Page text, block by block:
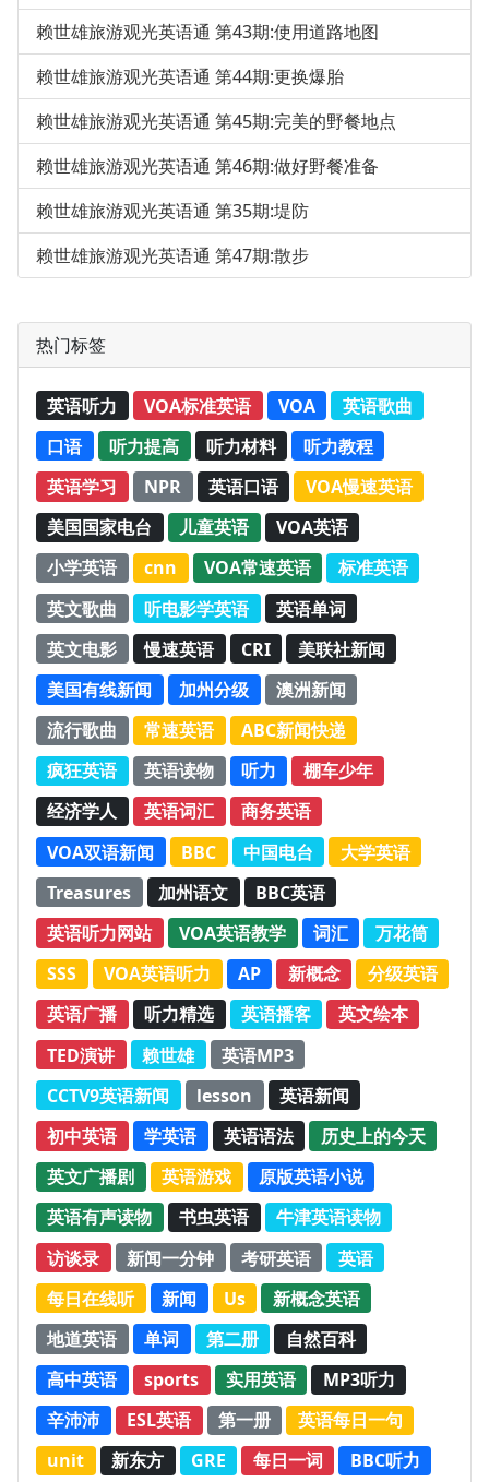
赖世雄旅游观光英语通 第43期:使用道路地图
赖世雄旅游观光英语通 第44期:更换爆胎
赖世雄旅游观光英语通 第45期:完美的野餐地点
赖世雄旅游观光英语通 第46期:做好野餐准备
赖世雄旅游观光英语通 第35期:堤防
赖世雄旅游观光英语通 第47期:散步
热门标签
英语听力 VOA标准英语 VOA
英语歌曲
口语
听力提高 听力材料
听力教程
英语学习
NPR 英语口语
VOA慢速英语
美国国家电台
儿童英语
VOA英语
小学英语
cnn VOA常速英语
标准英语
英文歌曲
听电影学英语
英语单词
英文电影
慢速英语 CRI
美联社新闻
美国有线新闻
加州分级
澳洲新闻
流行歌曲
常速英语
ABC新闻快递
疯狂英语
英语读物 听力
棚车少年
经济学人
英语词汇
商务英语
VOA双语新闻
BBC 中国电台
大学英语
Treasures
加州语文
BBC英语
英语听力网站
VOA英语教学 词汇
万花筒
SSS
VOA英语听力 AP 新概念
分级英语
英语广播
听力精选 英语播客
英文绘本
TED演讲
赖世雄
英语MP3
CCTV9英语新闻
lesson
英语新闻
初中英语
学英语 英语语法
历史上的今天
英文广播剧
英语游戏
原版英语小说
英语有声读物
书虫英语
牛津英语读物
访谈录
新闻一分钟 考研英语
英语
每日在线听
新闻 Us
新概念英语
地道英语
单词 第二册
自然百科
高中英语
sports 实用英语
MP3听力
辛沛沛
ESL英语 第一册
英语每日一句
unit
新东方 GRE 每日一词 BBC听力